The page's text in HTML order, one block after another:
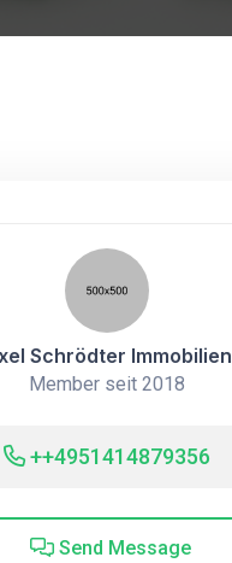
Schrödter Immobilien
Member seit 2018
++4951414879356
Send Message